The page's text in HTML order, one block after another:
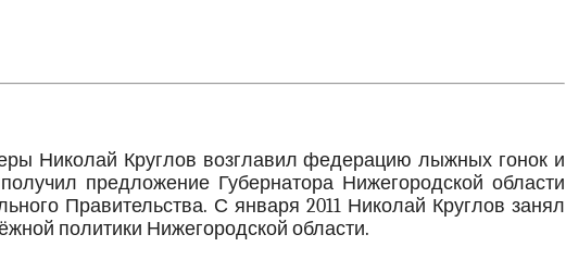
Николай Круглов возглавил федерацию лыжных гонок и
предложение Губернатора Нижегородской области
Правительства. С января 2011 Николай Круглов занял
политики Нижегородской области.